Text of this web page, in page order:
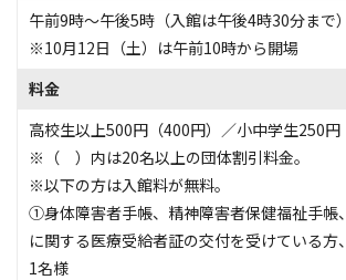
午前9時～午後5時（入館は午後4時30分まで）
※10月12日（土）は午前10時から開場
料金
高校生以上500円（400円）／小中学生250円
※（ ）内は20名以上の団体割引料金。
※以下の方は入館料が無料。
①身体障害者手帳、精神障害者保健福祉手帳
に関する医療受給者証の交付を受けている方
1名様